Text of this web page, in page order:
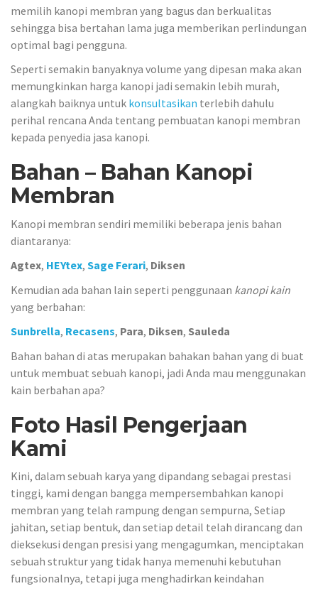
memilih kanopi membran yang bagus dan berkualitas
sehingga bisa bertahan lama juga memberikan perlindungan
optimal bagi pengguna.
Seperti semakin banyaknya volume yang dipesan maka akan
memungkinkan harga kanopi jadi semakin lebih murah,
alangkah baiknya untuk konsultasikan terlebih dahulu
perihal rencana Anda tentang pembuatan kanopi membran
kepada penyedia jasa kanopi.
Bahan – Bahan Kanopi
Membran
Kanopi membran sendiri memiliki beberapa jenis bahan
diantaranya:
Agtex, HEYtex, Sage Ferari, Diksen
Kemudian ada bahan lain seperti penggunaan kanopi kain
yang berbahan:
Sunbrella, Recasens, Para, Diksen, Sauleda
Bahan bahan di atas merupakan bahakan bahan yang di buat
untuk membuat sebuah kanopi, jadi Anda mau menggunakan
kain berbahan apa?
Foto Hasil Pengerjaan
Kami
Kini, dalam sebuah karya yang dipandang sebagai prestasi
tinggi, kami dengan bangga mempersembahkan kanopi
membran yang telah rampung dengan sempurna, Setiap
jahitan, setiap bentuk, dan setiap detail telah dirancang dan
dieksekusi dengan presisi yang mengagumkan, menciptakan
sebuah struktur yang tidak hanya memenuhi kebutuhan
fungsionalnya, tetapi juga menghadirkan keindahan